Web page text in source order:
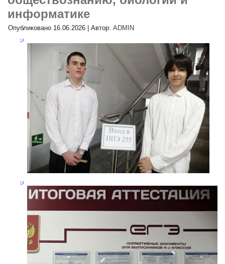
информатике
Опубликовано 16.06.2026 |Автор: ADMIN